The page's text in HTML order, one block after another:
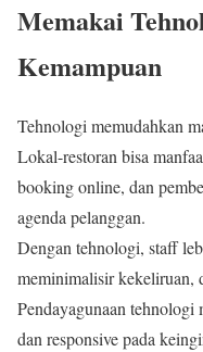
Memakai
Kemampuan
Tehnologi memudahkan
Lokal-restoran bisa
booking online, dan
agenda pelanggan.
Dengan tehnologi, staff
meminimalisir kekeliruan,
Pendayagunaan tehnologi
dan responsive pada